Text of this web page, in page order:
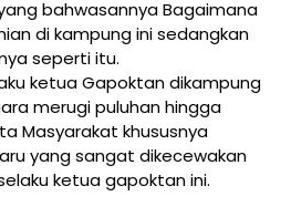
bahwasannya Bagaimana
di kampung ini sedangkan
seperti itu.
ketua Gapoktan dikampung
merugi puluhan hingga
Masyarakat khususnya
yang sangat dikecewakan
ketua gapoktan ini.